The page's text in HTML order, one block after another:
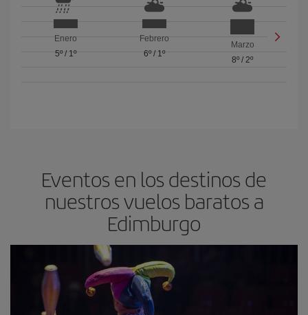
Enero
5º/ 1º
Febrero
6º/ 1º
Marzo
8º /2º
Eventos en los destinos de
nuestros vuelos baratos a
Edimburgo